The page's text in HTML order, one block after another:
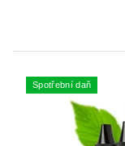
Spotřební daň